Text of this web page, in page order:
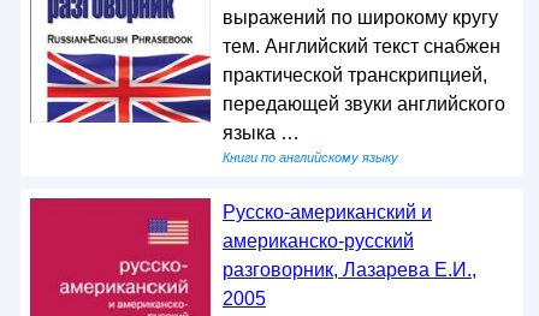
выражений по широкому кругу
тем. Английский текст снабжен
практической транскрипцией,
передающей звуки английского
языка …
Книги по английскому языку
Русско-американский и
американско-русский
разговорник, Лазарева Е.И.,
2005